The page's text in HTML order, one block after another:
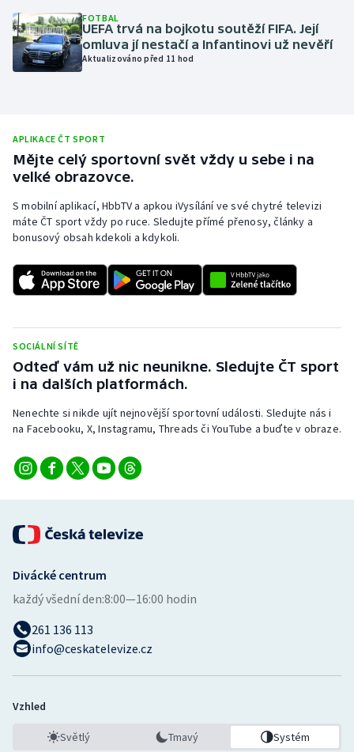
Motorsport
Olympijské hry
Plavání
Plážový volejbal
Ragby
Rychlostní kanoistika
Short track
Sportovní střelba
Stolní tenis
Veslování
Vodní slalom
Ostatní
FOTBAL
UEFA trvá na bojkotu soutěží FIFA. Její
omluva jí nestačí a Infantinovi už nevěří
Aktualizováno před 11 hod
APLIKACE ČT SPORT
Mějte celý sportovní svět vždy u sebe i na
velké obrazovce.
S mobilní aplikací, HbbTV a apkou iVysílání ve své chytré televizi
máte ČT sport vždy po ruce. Sledujte přímé přenosy, články a
bonusový obsah kdekoli a kdykoli.
SOCIÁLNÍ SÍTĚ
Odteď vám už nic neunikne. Sledujte ČT sport
i na dalších platformách.
Nenechte si nikde ujít nejnovější sportovní události. Sledujte nás i
na Facebooku, X, Instagramu, Threads či YouTube a buďte v obraze.
Divácké centrum
každý všední den:8:00—16:00 hodin
261 136 113
info@ceskatelevize.cz
Vzhled
Světlý Tmavý Systém